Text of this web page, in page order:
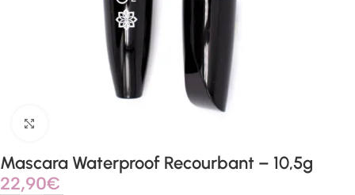
Mascara Waterproof Recourbant – 10,5g
22,90€